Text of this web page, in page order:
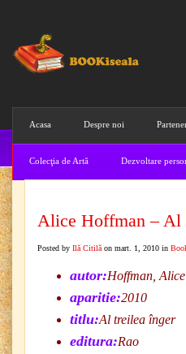
Acasa Despre noi
Colecţia de Artă Dezvoltare
Alice Hoffman – Al
Posted by Ilă Citilă on mart. 1, 2010 in
autor:Hoffman, Alice
aparitie:2010
titlu:Al treilea înger
editura:Rao